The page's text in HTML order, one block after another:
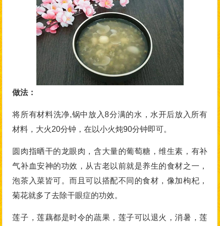
做法：
将所有材料洗净,锅中放入8分满的水，水开后放入所有
材料，大火20分钟，在以小火炖90分钟即可。
圆肉指晒干的龙眼肉，含大量的葡萄糖，维生素，有补
气补血安神的功效，从古老以前就是养生的食材之一，
泡茶入菜皆可。而且可以搭配不同的食材，像加枸杞，
菊花就多了去除干眼症的功效。
莲子，莲藕都是时令的蔬果，莲子可以退火，消暑，莲